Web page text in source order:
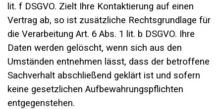
lit. f DSGVO. Zielt Ihre Kontaktierung auf einen
Vertrag ab, so ist zusätzliche Rechtsgrundlage für
die Verarbeitung Art. 6 Abs. 1 lit. b DSGVO. Ihre
Daten werden gelöscht, wenn sich aus den
Umständen entnehmen lässt, dass der betroffene
Sachverhalt abschließend geklärt ist und sofern
keine gesetzlichen Aufbewahrungspflichten
entgegenstehen.